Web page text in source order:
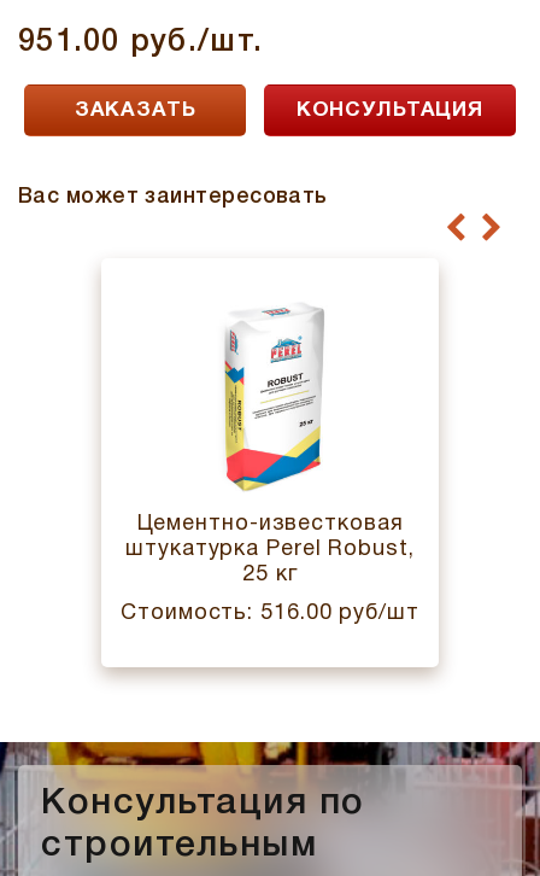
951.00 руб./шт.
ЗАКАЗАТЬ КОНСУЛЬТАЦИЯ
Вас может заинтересовать
Цементно-известковая
штукатурка Perel Robust,
25 кг
Стоимость: 516.00 руб/шт
Консультация по
строительным